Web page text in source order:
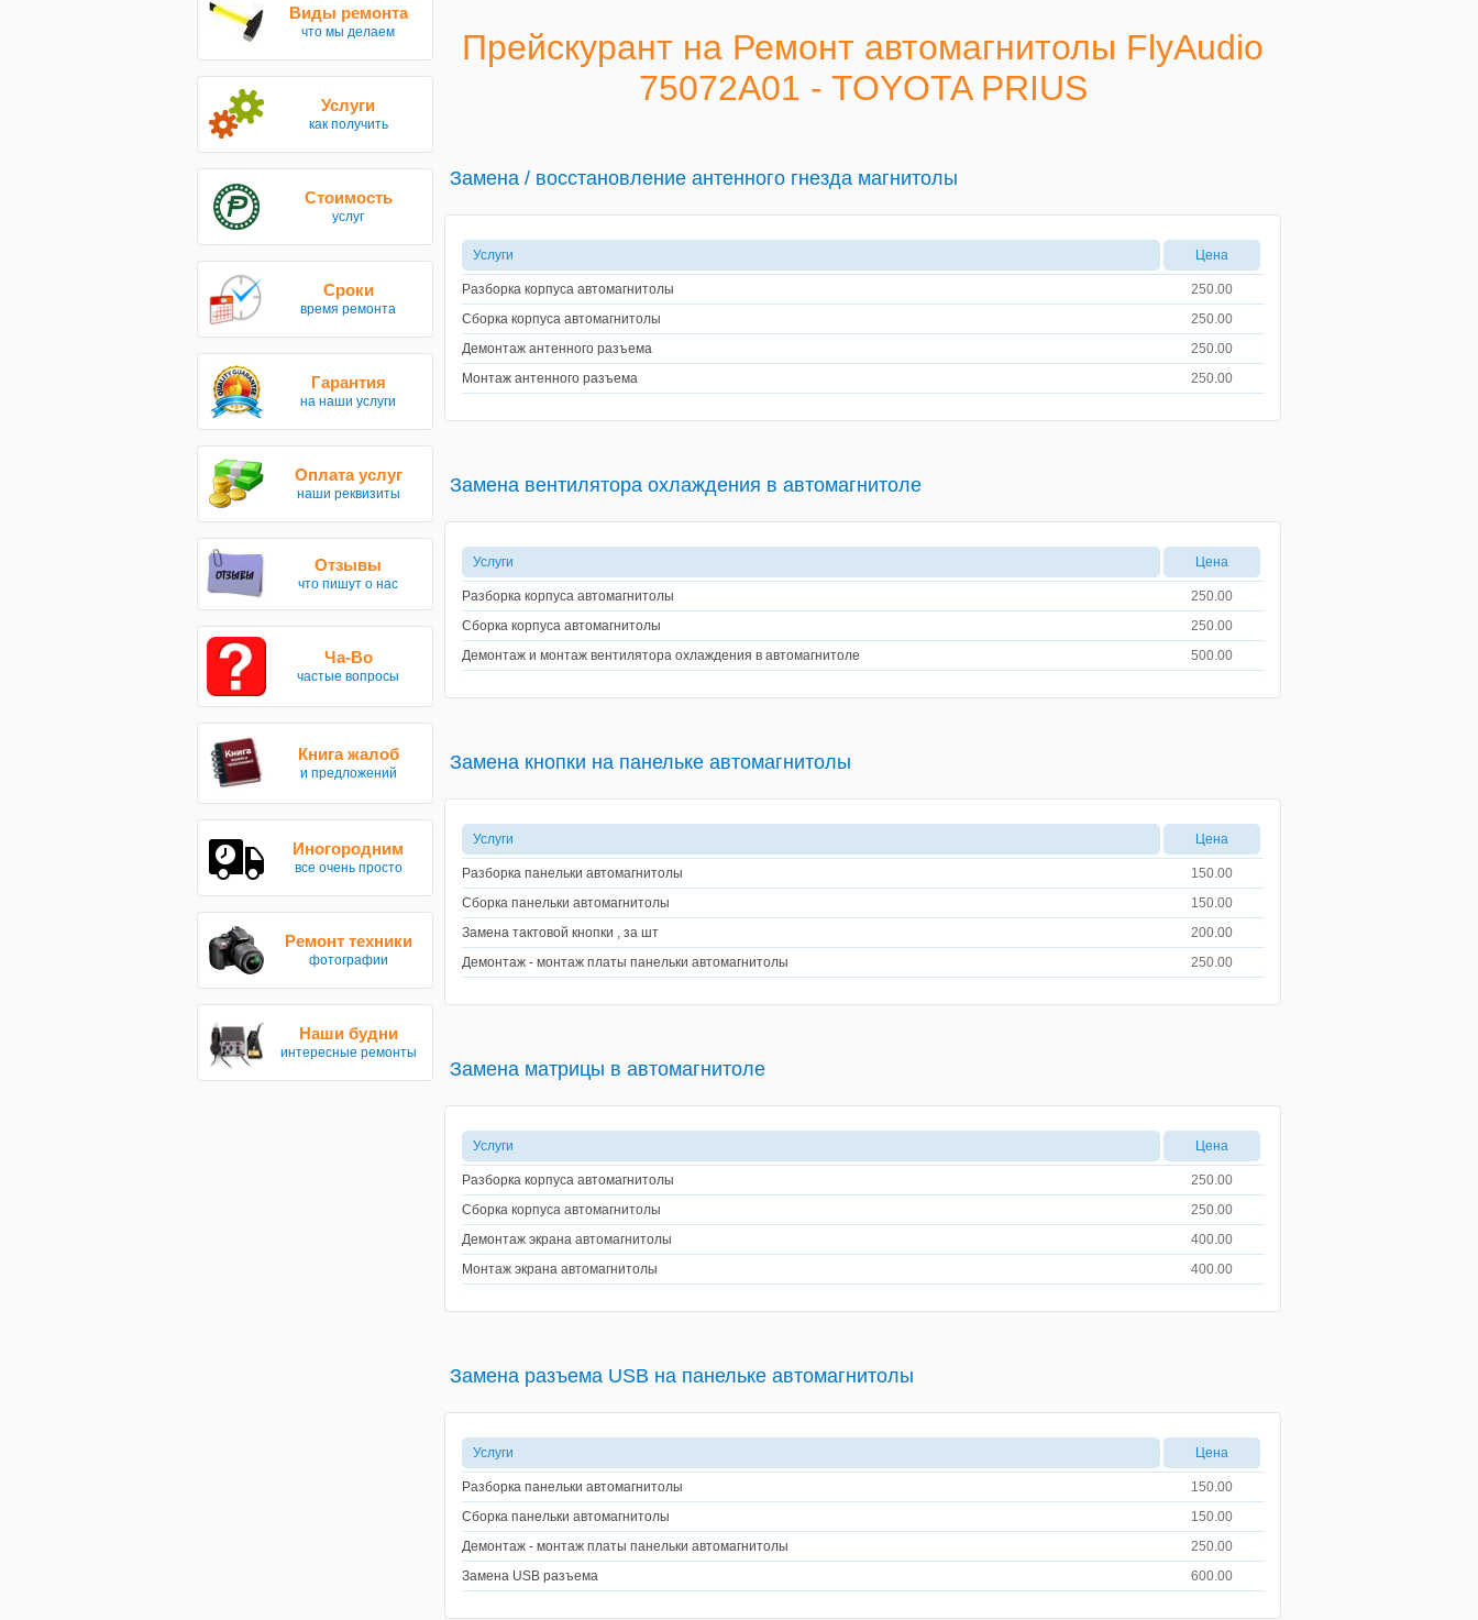
Виды ремонта
что мы делаем
Услуги
как получить
Стоимость
услуг
Сроки
время ремонта
Гарантия
на наши услуги
Оплата услуг
наши реквизиты
Отзывы
что пишут о нас
Ча-Во
частые вопросы
Книга жалоб
и предложений
Иногородним
все очень просто
Ремонт техники
фотографии
Наши будни
интересные ремонты
Прейскурант на Ремонт автомагнитолы FlyAudio
75072A01 - TOYOTA PRIUS
Замена / восстановление антенного гнезда магнитолы
Услуги Цена
Разборка корпуса автомагнитолы
250.00
Сборка корпуса автомагнитолы
250.00
Демонтаж антенного разъема
250.00
Монтаж антенного разъема
250.00
Замена вентилятора охлаждения в автомагнитоле
Услуги Цена
Разборка корпуса автомагнитолы
250.00
Сборка корпуса автомагнитолы
250.00
Демонтаж и монтаж вентилятора охлаждения в автомагнитоле
500.00
Замена кнопки на панельке автомагнитолы
Услуги Цена
Разборка панельки автомагнитолы
150.00
Сборка панельки автомагнитолы
150.00
Замена тактовой кнопки , за шт
200.00
Демонтаж - монтаж платы панельки автомагнитолы
250.00
Замена матрицы в автомагнитоле
Услуги Цена
Разборка корпуса автомагнитолы
250.00
Сборка корпуса автомагнитолы
250.00
Демонтаж экрана автомагнитолы
400.00
Монтаж экрана автомагнитолы
400.00
Замена разъема USB на панельке автомагнитолы
Услуги Цена
Разборка панельки автомагнитолы
150.00
Сборка панельки автомагнитолы
150.00
Демонтаж - монтаж платы панельки автомагнитолы
250.00
Замена USB разъема
600.00